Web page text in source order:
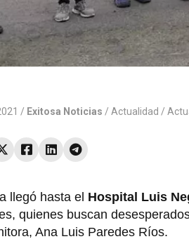
/ Exitosa Noticias / Actualidad /
llegó hasta el Hospital Luis
quienes buscan
Ana Luis Paredes Ríos.